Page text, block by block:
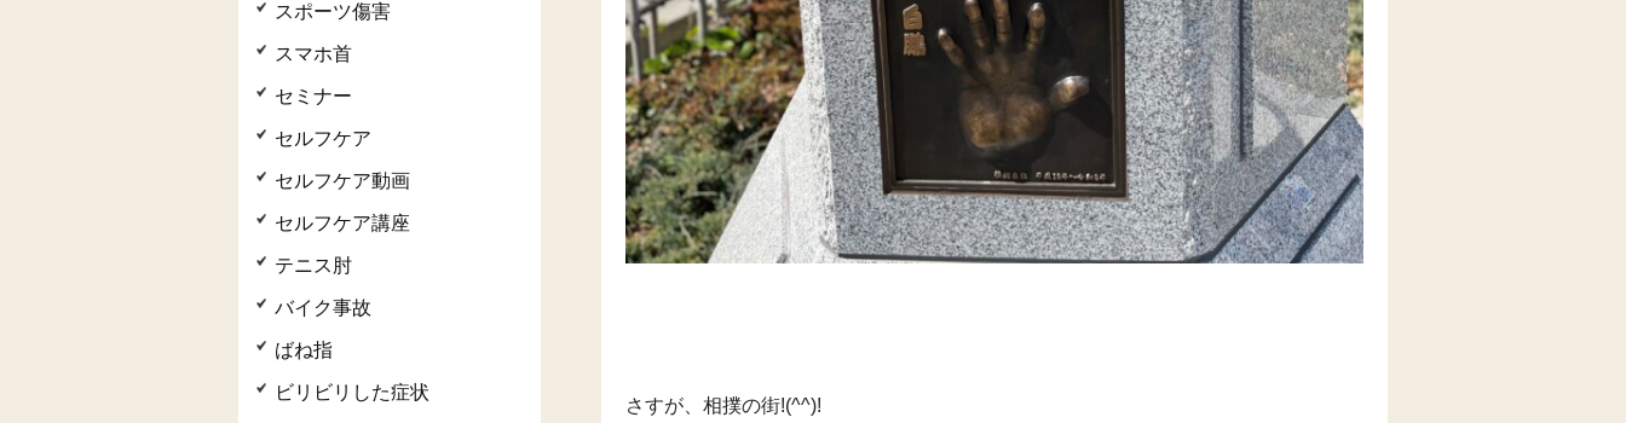
さすが、相撲の街!(^^)!
スポーツ傷害
スマホ首
セミナー
セルフケア
セルフケア動画
セルフケア講座
テニス肘
バイク事故
ばね指
ビリビリした症状